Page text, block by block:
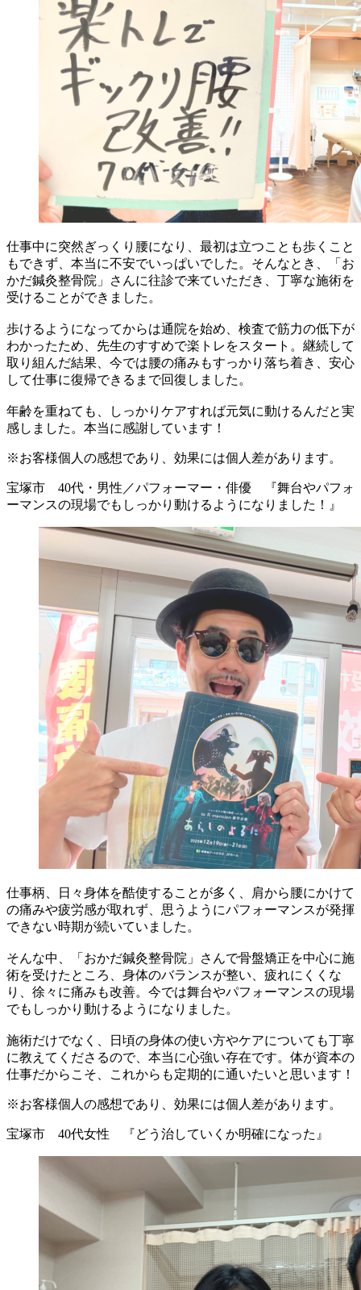
仕事中に突然ぎっくり腰になり、最初は立つことも歩くこと
もできず、本当に不安でいっぱいでした。そんなとき、「お
かだ鍼灸整骨院」さんに往診で来ていただき、丁寧な施術を
受けることができました。
歩けるようになってからは通院を始め、検査で筋力の低下が
わかったため、先生のすすめで楽トレをスタート。継続して
取り組んだ結果、今では腰の痛みもすっかり落ち着き、安心
して仕事に復帰できるまで回復しました。
年齢を重ねても、しっかりケアすれば元気に動けるんだと実
感しました。本当に感謝しています！
※お客様個人の感想であり、効果には個人差があります。
宝塚市 40代・男性／パフォーマー・俳優 『舞台やパフォ
ーマンスの現場でもしっかり動けるようになりました！』
仕事柄、日々身体を酷使することが多く、肩から腰にかけて
の痛みや疲労感が取れず、思うようにパフォーマンスが発揮
できない時期が続いていました。
そんな中、「おかだ鍼灸整骨院」さんで骨盤矯正を中心に施
術を受けたところ、身体のバランスが整い、疲れにくくな
り、徐々に痛みも改善。今では舞台やパフォーマンスの現場
でもしっかり動けるようになりました。
施術だけでなく、日頃の身体の使い方やケアについても丁寧
に教えてくださるので、本当に心強い存在です。体が資本の
仕事だからこそ、これからも定期的に通いたいと思います！
※お客様個人の感想であり、効果には個人差があります。
宝塚市 40代女性 『どう治していくか明確になった』